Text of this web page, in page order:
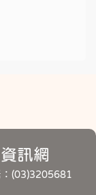
訊網
(03)3205681